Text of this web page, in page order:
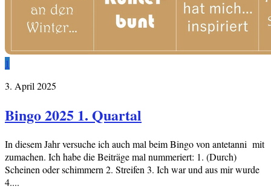
1
3. April 2025
Bingo 2025 1. Quartal
In diesem Jahr versuche ich auch mal beim Bingo von antetanni mit
zumachen. Ich habe die Beiträge mal nummeriert: 1. (Durch)
Scheinen oder schimmern 2. Streifen 3. Ich war und aus mir wurde
4....